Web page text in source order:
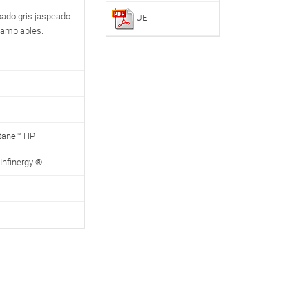
gris jaspeado.
HP
®
UE